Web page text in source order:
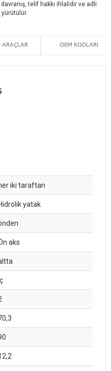
telif hakkı ihlalidir ve adli
ARAÇLAR OEM KODLARI
iki taraftan
yatak
aks